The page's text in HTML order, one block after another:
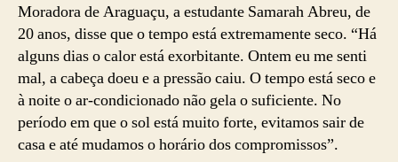
Moradora de Araguaçu, a estudante Samarah Abreu, de
20 anos, disse que o tempo está extremamente seco. “Há
alguns dias o calor está exorbitante. Ontem eu me senti
mal, a cabeça doeu e a pressão caiu. O tempo está seco e
à noite o ar-condicionado não gela o suficiente. No
período em que o sol está muito forte, evitamos sair de
casa e até mudamos o horário dos compromissos”.